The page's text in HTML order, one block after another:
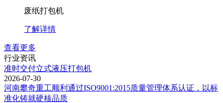
废纸打包机
了解详情
查看更多
行业资讯
准时交付立式液压打包机
2026-07-30
河南攀奇重工顺利通过ISO9001:2015质量管理体系认证，以标
准化铸就硬核品质